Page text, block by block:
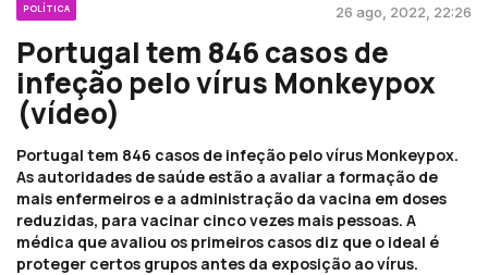
POLÍTICA 26 ago, 2022, 22:26
Portugal tem 846 casos de
infeção pelo vírus Monkeypox
(vídeo)
Portugal tem 846 casos de infeção pelo vírus Monkeypox.
As autoridades de saúde estão a avaliar a formação de
mais enfermeiros e a administração da vacina em doses
reduzidas, para vacinar cinco vezes mais pessoas. A
médica que avaliou os primeiros casos diz que o ideal é
proteger certos grupos antes da exposição ao vírus.